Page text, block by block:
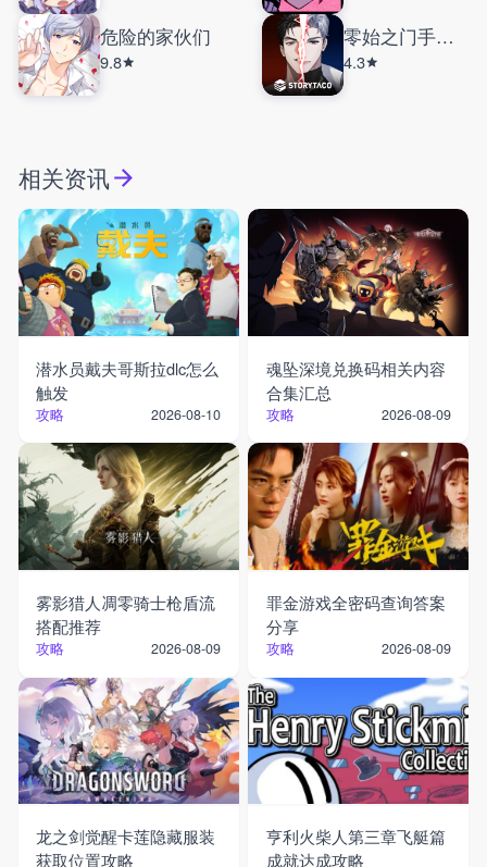
危险的家伙们
9.8
零始之门手机版
4.3
相关资讯
潜水员戴夫哥斯拉dlc怎么
触发
攻略 2026-08-10
魂坠深境兑换码相关内容
合集汇总
攻略 2026-08-09
雾影猎人凋零骑士枪盾流
搭配推荐
攻略 2026-08-09
罪金游戏全密码查询答案
分享
攻略 2026-08-09
龙之剑觉醒卡莲隐藏服装
获取位置攻略
亨利火柴人第三章飞艇篇
成就达成攻略